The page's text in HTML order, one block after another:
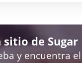
sitio de Sugar
y encuentra